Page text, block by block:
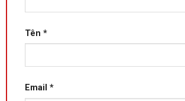
Tên *
Email *